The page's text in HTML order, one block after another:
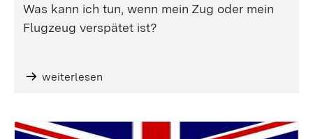
Was kann ich tun, wenn mein Zug oder mein
Flugzeug verspätet ist?
weiterlesen